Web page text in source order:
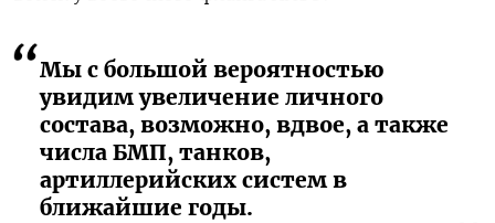
Мы с большой вероятностью
увидим увеличение личного
состава, возможно, вдвое, а также
числа БМП, танков,
артиллерийских систем в
ближайшие годы.